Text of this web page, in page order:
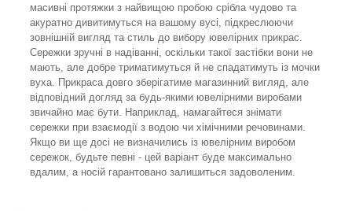
масивні протяжки з найвищою пробою срібла чудово та
акуратно дивитимуться на вашому вусі, підкреслюючи
зовнішній вигляд та стиль до вибору ювелірних прикрас.
Сережки зручні в надіванні, оскільки такої застібки вони не
мають, але добре триматимуться й не спадатимуть із мочки
вуха. Прикраса довго зберігатиме магазинний вигляд, але
відповідний догляд за будь-якими ювелірними виробами
звичайно має бути. Наприклад, намагайтеся знімати
сережки при взаємодії з водою чи хімічними речовинами.
Якщо ви ще досі не визначились із ювелірним виробом
сережок, будьте певні - цей варіант буде максимально
вдалим, а носій гарантовано залишиться задоволеним.